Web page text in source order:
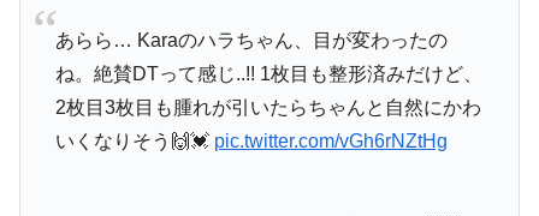
あらら… Karaのハラちゃん、目が変わったの
ね。絶賛DTって感じ..!! 1枚目も整形済みだけど、
2枚目3枚目も腫れが引いたらちゃんと自然にかわ
いくなりそう🙌💓 pic.twitter.com/vGh6rNZtHg